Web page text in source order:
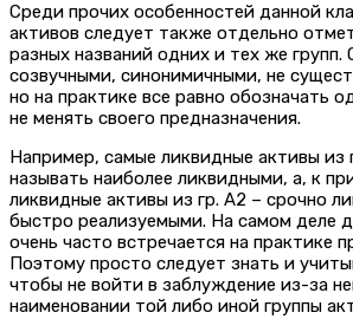
Среди прочих особенностей данной
активов следует также отдельно
разных названий одних и тех же групп.
созвучными, синонимичными, не
но на практике все равно обозначать
не менять своего предназначения.
Например, самые ликвидные активы из
называть наиболее ликвидными, а, к
ликвидные активы из гр. А2 – срочно
быстро реализуемыми. На самом деле
очень часто встречается на практике
Поэтому просто следует знать и
чтобы не войти в заблуждение из-за
наименовании той либо иной группы